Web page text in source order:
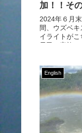
加！！そ
2024年６月
間、ウズベ
イライトが
元民の家族
したこと。
English